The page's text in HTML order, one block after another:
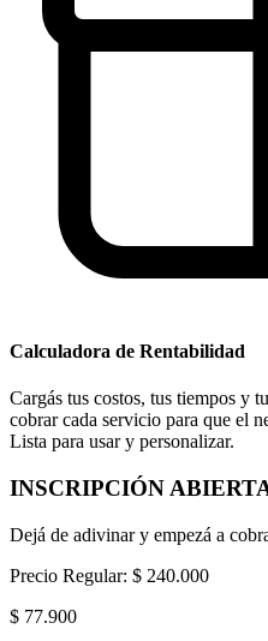
Calculadora de Rentabilidad
Cargás tus costos, tus tiempos y
cobrar cada servicio para que el
Lista para usar y personalizar.
INSCRIPCIÓN
Dejá de adivinar y empezá a
Precio Regular: $ 240.000
$ 77.900